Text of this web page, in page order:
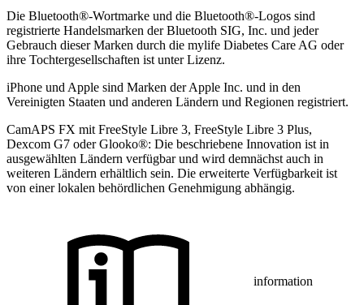
Die Bluetooth®-Wortmarke und die Bluetooth®-Logos sind
registrierte Handelsmarken der Bluetooth SIG, Inc. und jeder
Gebrauch dieser Marken durch die mylife Diabetes Care AG oder
ihre Tochtergesellschaften ist unter Lizenz.
iPhone und Apple sind Marken der Apple Inc. und in den
Vereinigten Staaten und anderen Ländern und Regionen registriert.
CamAPS FX mit FreeStyle Libre 3, FreeStyle Libre 3 Plus,
Dexcom G7 oder Glooko®: Die beschriebene Innovation ist in
ausgewählten Ländern verfügbar und wird demnächst auch in
weiteren Ländern erhältlich sein. Die erweiterte Verfügbarkeit ist
von einer lokalen behördlichen Genehmigung abhängig.
information